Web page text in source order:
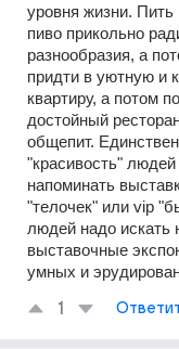
уровня жизни. Пить
пиво прикольно
разнообразия, а
придти в уютную и
квартиру, а потом
достойный
общепит.
"красивость"
напоминать
"телочек" или vip
людей надо искать
выставочные
умных и
1